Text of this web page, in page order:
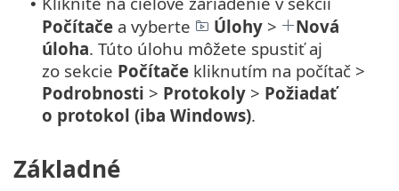
Počítače a vyberte Úlohy >
Nová
úloha. Túto úlohu môžete spustiť aj
zo sekcie Počítače kliknutím na počítač >
Podrobnosti > Protokoly > Požiadať
o protokol (iba Windows).
Základné